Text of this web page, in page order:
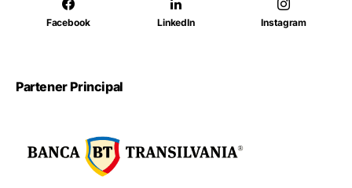
Facebook LinkedIn Instagram
Partener Principal